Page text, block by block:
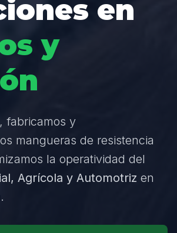
en
y
fabricamos y
mangueras de resistencia
la operatividad del
Agrícola y Automotriz en